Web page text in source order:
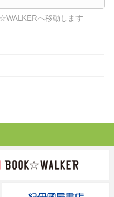
へ移動します